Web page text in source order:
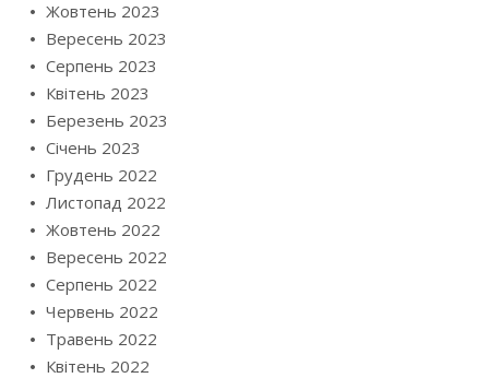
Жовтень 2023
Вересень 2023
Серпень 2023
Квітень 2023
Березень 2023
Січень 2023
Грудень 2022
Листопад 2022
Жовтень 2022
Вересень 2022
Серпень 2022
Червень 2022
Травень 2022
Квітень 2022